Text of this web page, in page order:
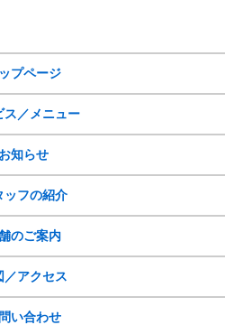
プページ
ス／メニュー
お知らせ
ッフの紹介
のご案内
／アクセス
い合わせ